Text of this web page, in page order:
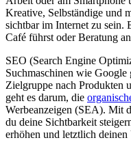
Kreative, Selbständige und
sichtbar im Internet zu sein.
Café führst oder Beratung
SEO (Search Engine
Suchmaschinen wie
Zielgruppe nach Produkten
geht es darum, die
Werbeanzeigen (SEA). Mit
du deine Sichtbarkeit
erhöhen und letztlich deinen